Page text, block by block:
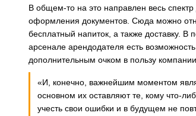
В общем-то на это направлен весь
оформления документов. Сюда можно
бесплатный напиток, а также доставку. В
арсенале арендодателя есть
дополнительным очком в пользу компании.
«И, конечно, важнейшим моментом
основном их оставляют те, кому что-
учесть свои ошибки и в будущем не